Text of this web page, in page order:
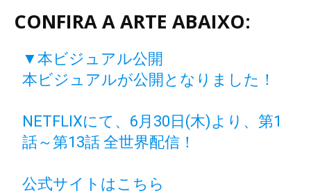
CONFIRA A ARTE ABAIXO:
▼本ビジュアル公開
本ビジュアルが公開となりました！
NETFLIXにて、6月30日(木)より、第1
話～第13話 全世界配信！
公式サイトはこちら